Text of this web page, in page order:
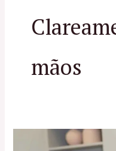
mãos